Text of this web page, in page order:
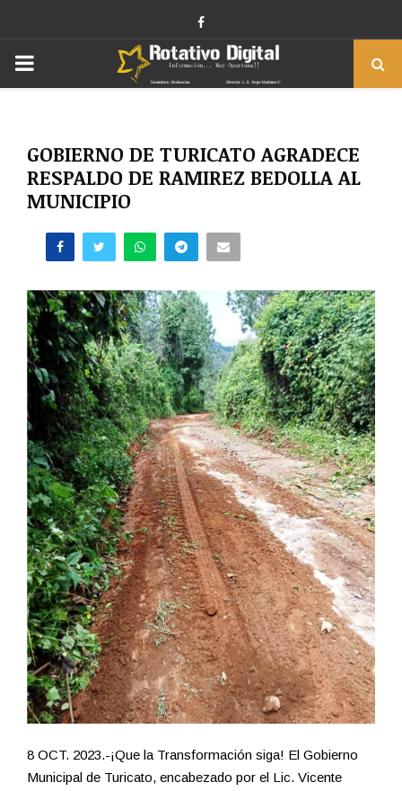
Facebook
PRIMARY
GOBIERNO DE TURICATO AGRADECE
RESPALDO DE RAMIREZ BEDOLLA AL
MUNICIPIO
8 OCT. 2023.-¡Que la Transformación siga! El Gobierno
Municipal de Turicato, encabezado por el Lic. Vicente